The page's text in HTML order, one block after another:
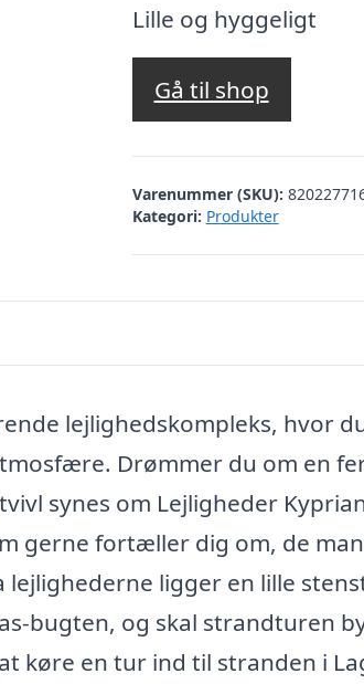
pris
var:
Lille og hyggeligt
Gå til shop
Varenummer (SKU):
Kategori: Produkter
lejlighedskompleks, hvor
Drømmer du om en
synes om Lejligheder
gerne fortæller dig om, de
ligger en lille
bugten, og skal strandturen
køre en tur ind til stranden i